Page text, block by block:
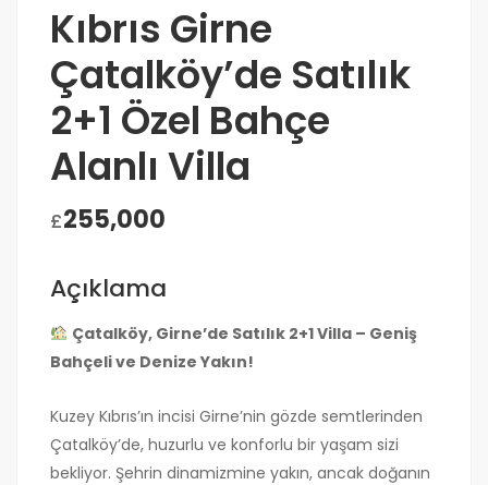
Kıbrıs Girne
Çatalköy’de Satılık
2+1 Özel Bahçe
Alanlı Villa
£255,000
Açıklama
Çatalköy, Girne’de Satılık 2+1 Villa – Geniş
Bahçeli ve Denize Yakın!
Kuzey Kıbrıs’ın incisi Girne’nin gözde semtlerinden
Çatalköy’de, huzurlu ve konforlu bir yaşam sizi
bekliyor. Şehrin dinamizmine yakın, ancak doğanın